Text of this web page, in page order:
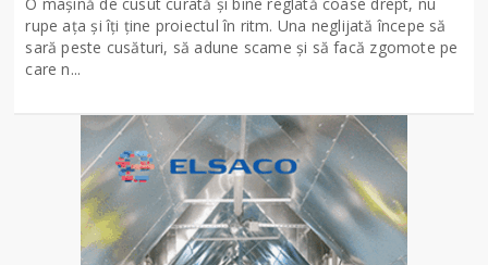
rupe ața și îți ține proiectul în ritm. Una neglijată începe să
sară peste cusături, să adune scame și să facă zgomote pe
care n...